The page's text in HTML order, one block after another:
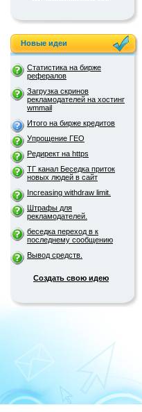
Новые идеи
Статистика на бирже
рефералов
Загрузка скринов
рекламодателей на хостинг
wmmail
Итого на бирже кредитов
Упрощение ГЕО
Редирект на https
ТГ канал Беседка приток
новых людей в сайт
Increasing withdraw limit.
Штрафы для
рекламодателей.
беседка переход в к
последнему сообщению
Вывод средств.
Создать свою идею